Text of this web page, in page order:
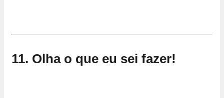
11. Olha o que eu sei fazer!